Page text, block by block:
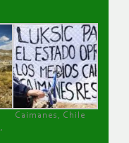
Caimanes, Chile